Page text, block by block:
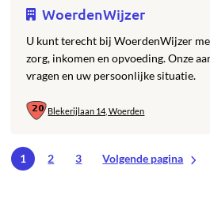
WoerdenWijzer
U kunt terecht bij WoerdenWijzer
zorg, inkomen en opvoeding. Onze
vragen en uw persoonlijke situatie.
Blekerijlaan 14, Woerden
1 2 3 Volgende pagina